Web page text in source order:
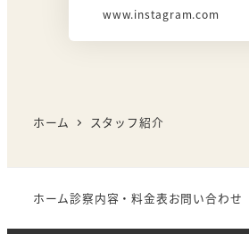
www.instagram.com
ホーム スタッフ紹介
ホーム診察内容・料金表お問い合わせ